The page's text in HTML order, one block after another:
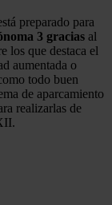
preparado para
3 gracias al
los que destaca el
aumentada o
todo buen
de aparcamiento
realizarlas de